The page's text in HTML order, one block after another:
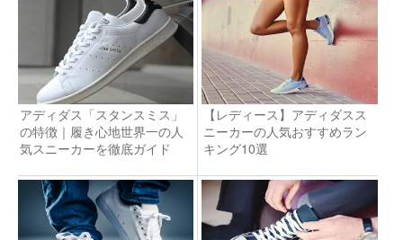
アディダス「スタンスミス」
の特徴｜履き心地世界一の人
気スニーカーを徹底ガイド
【レディース】アディダスス
ニーカーの人気おすすめラン
キング10選